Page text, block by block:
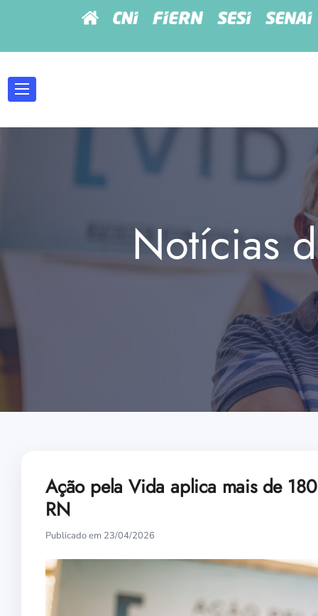
Notícias
Ação pela Vida aplica mais de
RN
Publicado em 23/04/2026